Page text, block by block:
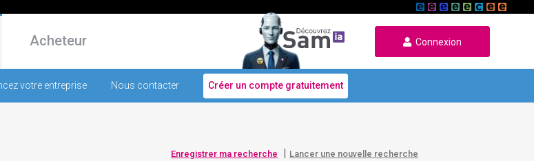
Acheteur Connexion
votre entreprise Nous contacter Créer un compte gratuitement
Enregistrer ma recherche | Lancer une nouvelle recherche